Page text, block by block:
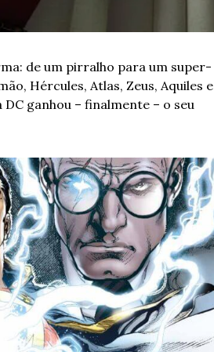
de um pirralho para um super-
Hércules, Atlas, Zeus, Aquiles e
ganhou – finalmente – o seu